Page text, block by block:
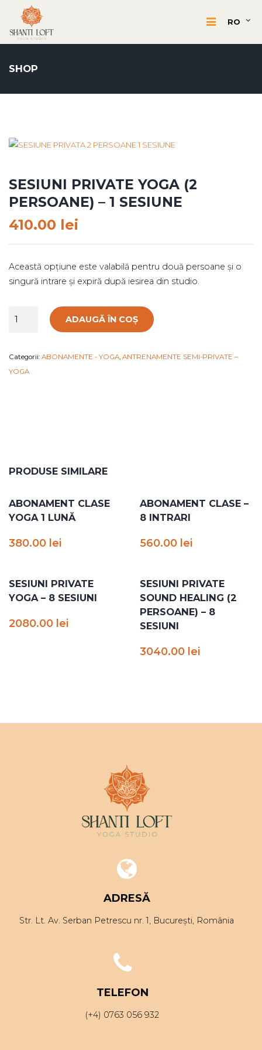
RO
SHOP
SESIUNI PRIVATE YOGA (2
PERSOANE) – 1 SESIUNE
410.00 lei
Această opțiune este valabilă pentru două persoane și o
singură intrare și expiră după iesirea din studio.
Yoga
(2
ADAUGĂ ÎN COȘ
Categorii: ABONAMENTE - YOGA ANTRENAMENTE SEMI-PRIVATE –
YOGA
PRODUSE SIMILARE
ABONAMENT CLASE
YOGA 1 LUNĂ
380.00 lei
ABONAMENT CLASE –
8 INTRARI
560.00 lei
SESIUNI PRIVATE
YOGA – 8 SESIUNI
2080.00 lei
SESIUNI PRIVATE
SOUND HEALING (2
PERSOANE) – 8
SESIUNI
3040.00 lei
ADRESĂ
Str. Lt. Av. Serban Petrescu nr. 1, București, România
TELEFON
(+4) 0763 056 932